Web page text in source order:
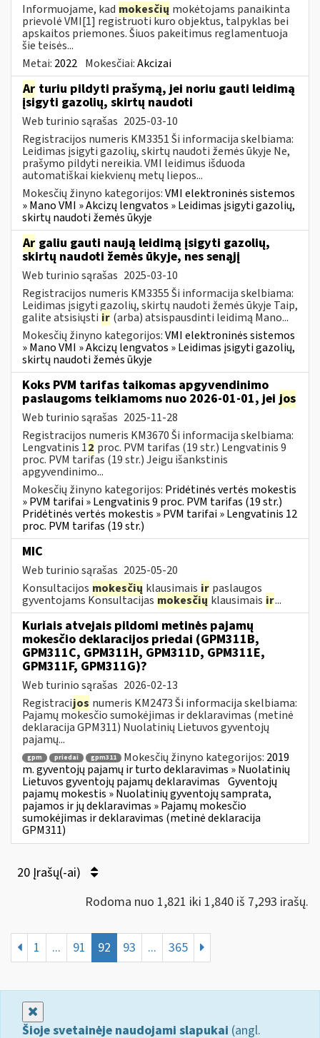
Informuojame, kad mokesčių mokėtojams panaikinta
prievolė VMI[1] registruoti kuro objektus, talpyklas bei
apskaitos priemones. Šiuos pakeitimus reglamentuoja
šie teisės...
Metai: 2022 Mokesčiai:Akcizai
Ar turiu pildyti prašymą, jei noriu gauti leidimą
įsigyti gazolių, skirtų naudoti
Web turinio sąrašas 2025-03-10
Registracijos numeris KM3351 Ši informacija skelbiama:
Leidimas įsigyti gazolių, skirtų naudoti žemės ūkyje Ne,
prašymo pildyti nereikia. VMI leidimus išduoda
automatiškai kiekvienų metų liepos...
Mokesčių žinyno kategorijos:VMI elektroninės sistemos
» Mano VMI » Akcizų lengvatos » Leidimas įsigyti gazolių,
skirtų naudoti žemės ūkyje
Ar galiu gauti naują leidimą įsigyti gazolių,
skirtų naudoti žemės ūkyje, nes senąjį
Web turinio sąrašas 2025-03-10
Registracijos numeris KM3355 Ši informacija skelbiama:
Leidimas įsigyti gazolių, skirtų naudoti žemės ūkyje Taip,
galite atsisiųsti ir (arba) atsispausdinti leidimą Mano...
Mokesčių žinyno kategorijos:VMI elektroninės sistemos
» Mano VMI » Akcizų lengvatos » Leidimas įsigyti gazolių,
skirtų naudoti žemės ūkyje
Koks PVM tarifas taikomas apgyvendinimo
paslaugoms teikiamoms nuo 2026-01-01, jei jos
Web turinio sąrašas 2025-11-28
Registracijos numeris KM3670 Ši informacija skelbiama:
Lengvatinis 12 proc. PVM tarifas (19 str.) Lengvatinis 9
proc. PVM tarifas (19 str.) Jeigu išankstinis
apgyvendinimo...
Mokesčių žinyno kategorijos: Pridėtinės vertės mokestis
» PVM tarifai » Lengvatinis 9 proc. PVM tarifas (19 str.)
Pridėtinės vertės mokestis » PVM tarifai » Lengvatinis 12
proc. PVM tarifas (19 str.)
MIC
Web turinio sąrašas 2025-05-20
Konsultacijos mokesčių klausimais ir paslaugos
gyventojams Konsultacijas mokesčiųklausimais ir...
Kuriais atvejais pildomi metinės pajamų
mokesčio deklaracijos priedai (GPM311B,
GPM311C, GPM311H, GPM311D, GPM311E,
GPM311F, GPM311G)?
Web turinio sąrašas 2026-02-13
Registracijos numeris KM2473 Ši informacija skelbiama:
Pajamų mokesčio sumokėjimas ir deklaravimas (metinė
deklaracija GPM311) Nuolatinių Lietuvos gyventojų
pajamų...
gpm priedai gpm311 Mokesčių žinyno kategorijos: 2019
m. gyventojų pajamų ir turto deklaravimas » Nuolatinių
Lietuvos gyventojų pajamų deklaravimas Gyventojų
pajamų mokestis » Nuolatinių gyventojų samprata,
pajamos ir jų deklaravimas » Pajamų mokesčio
sumokėjimas ir deklaravimas (metinė deklaracija
GPM311)
20 Įrašų(-ai)
Rodoma nuo 1,821 iki 1,840 iš 7,293 irašų.
1 ... 91 92 93 ... 365
Šioje svetainėje naudojami slapukai (angl.